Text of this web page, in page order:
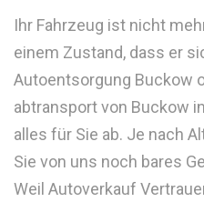
Ihr Fahrzeug ist nicht
einem Zustand, dass er
Autoentsorgung Buckow
abtransport von Buckow
alles für Sie ab. Je nach
Sie von uns noch bares
Weil Autoverkauf